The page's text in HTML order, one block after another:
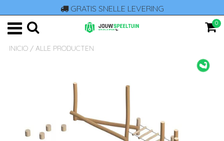
GRATIS SNELLE LEVERING
0
INICIO / ALLE PRODUCTEN